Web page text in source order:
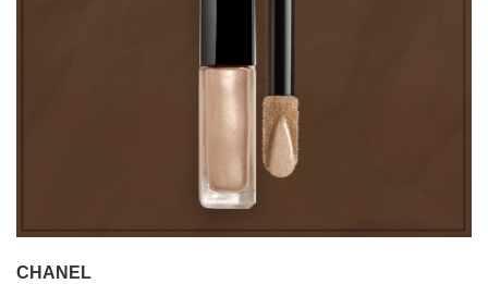
CHANEL